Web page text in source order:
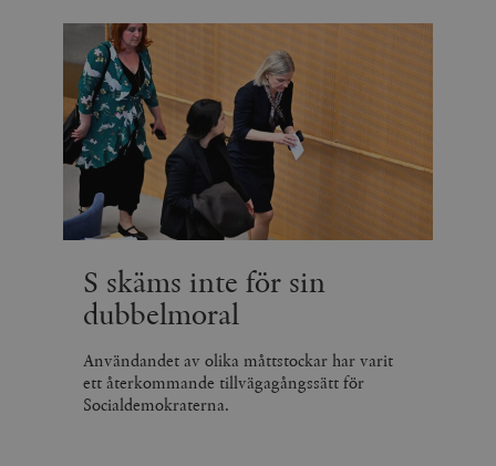
S skäms inte för sin
dubbelmoral
Användandet av olika måttstockar har varit
ett återkommande tillvägagångssätt för
Socialdemokraterna.